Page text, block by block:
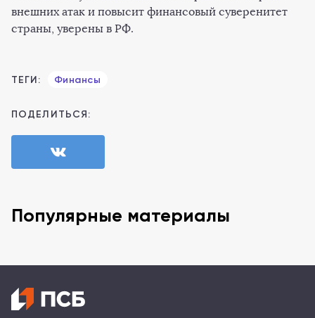
внешних атак и повысит финансовый суверенитет
страны, уверены в РФ.
ТЕГИ: Финансы
ПОДЕЛИТЬСЯ:
Популярные материалы